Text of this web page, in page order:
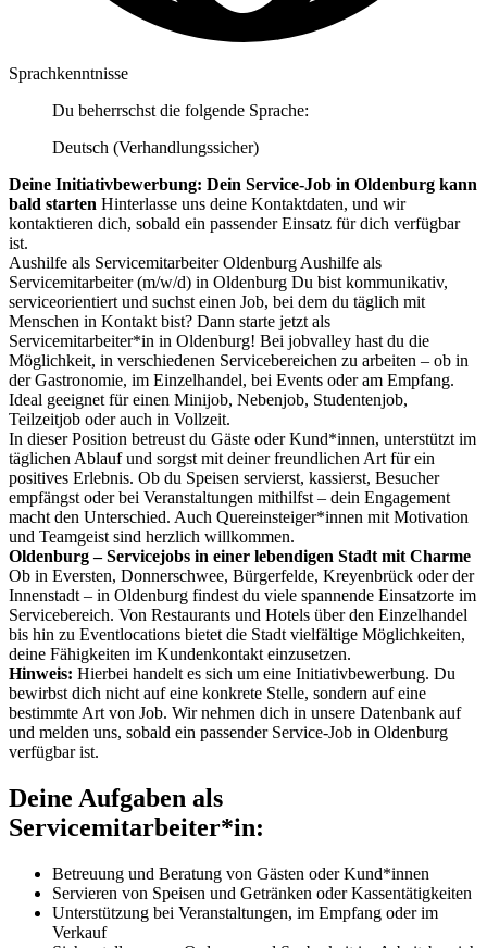
Sprachkenntnisse
Du beherrschst die folgende Sprache:
Deutsch (Verhandlungssicher)
Deine Initiativbewerbung: Dein Service-Job in Oldenburg kann
bald starten Hinterlasse uns deine Kontaktdaten, und wir
kontaktieren dich, sobald ein passender Einsatz für dich verfügbar
ist.
Aushilfe als Servicemitarbeiter Oldenburg Aushilfe als
Servicemitarbeiter (m/w/d) in Oldenburg Du bist kommunikativ,
serviceorientiert und suchst einen Job, bei dem du täglich mit
Menschen in Kontakt bist? Dann starte jetzt als
Servicemitarbeiter*in in Oldenburg! Bei jobvalley hast du die
Möglichkeit, in verschiedenen Servicebereichen zu arbeiten – ob in
der Gastronomie, im Einzelhandel, bei Events oder am Empfang.
Ideal geeignet für einen Minijob, Nebenjob, Studentenjob,
Teilzeitjob oder auch in Vollzeit.
In dieser Position betreust du Gäste oder Kund*innen, unterstützt im
täglichen Ablauf und sorgst mit deiner freundlichen Art für ein
positives Erlebnis. Ob du Speisen servierst, kassierst, Besucher
empfängst oder bei Veranstaltungen mithilfst – dein Engagement
macht den Unterschied. Auch Quereinsteiger*innen mit Motivation
und Teamgeist sind herzlich willkommen.
Oldenburg – Servicejobs in einer lebendigen Stadt mit Charme
Ob in Eversten, Donnerschwee, Bürgerfelde, Kreyenbrück oder der
Innenstadt – in Oldenburg findest du viele spannende Einsatzorte im
Servicebereich. Von Restaurants und Hotels über den Einzelhandel
bis hin zu Eventlocations bietet die Stadt vielfältige Möglichkeiten,
deine Fähigkeiten im Kundenkontakt einzusetzen.
Hinweis: Hierbei handelt es sich um eine Initiativbewerbung. Du
bewirbst dich nicht auf eine konkrete Stelle, sondern auf eine
bestimmte Art von Job. Wir nehmen dich in unsere Datenbank auf
und melden uns, sobald ein passender Service-Job in Oldenburg
verfügbar ist.
Deine Aufgaben als
Servicemitarbeiter*in:
Betreuung und Beratung von Gästen oder Kund*innen
Servieren von Speisen und Getränken oder Kassentätigkeiten
Unterstützung bei Veranstaltungen, im Empfang oder im
Verkauf